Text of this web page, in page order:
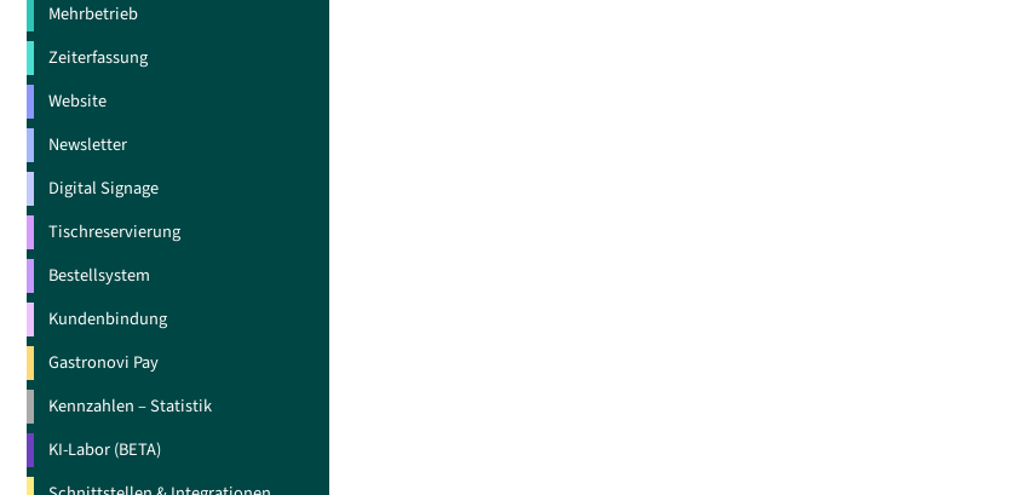
Mehrbetrieb
Zeiterfassung
Website
Newsletter
Digital Signage
Tischreservierung
Bestellsystem
Kundenbindung
Gastronovi Pay
Kennzahlen – Statistik
KI-Labor (BETA)